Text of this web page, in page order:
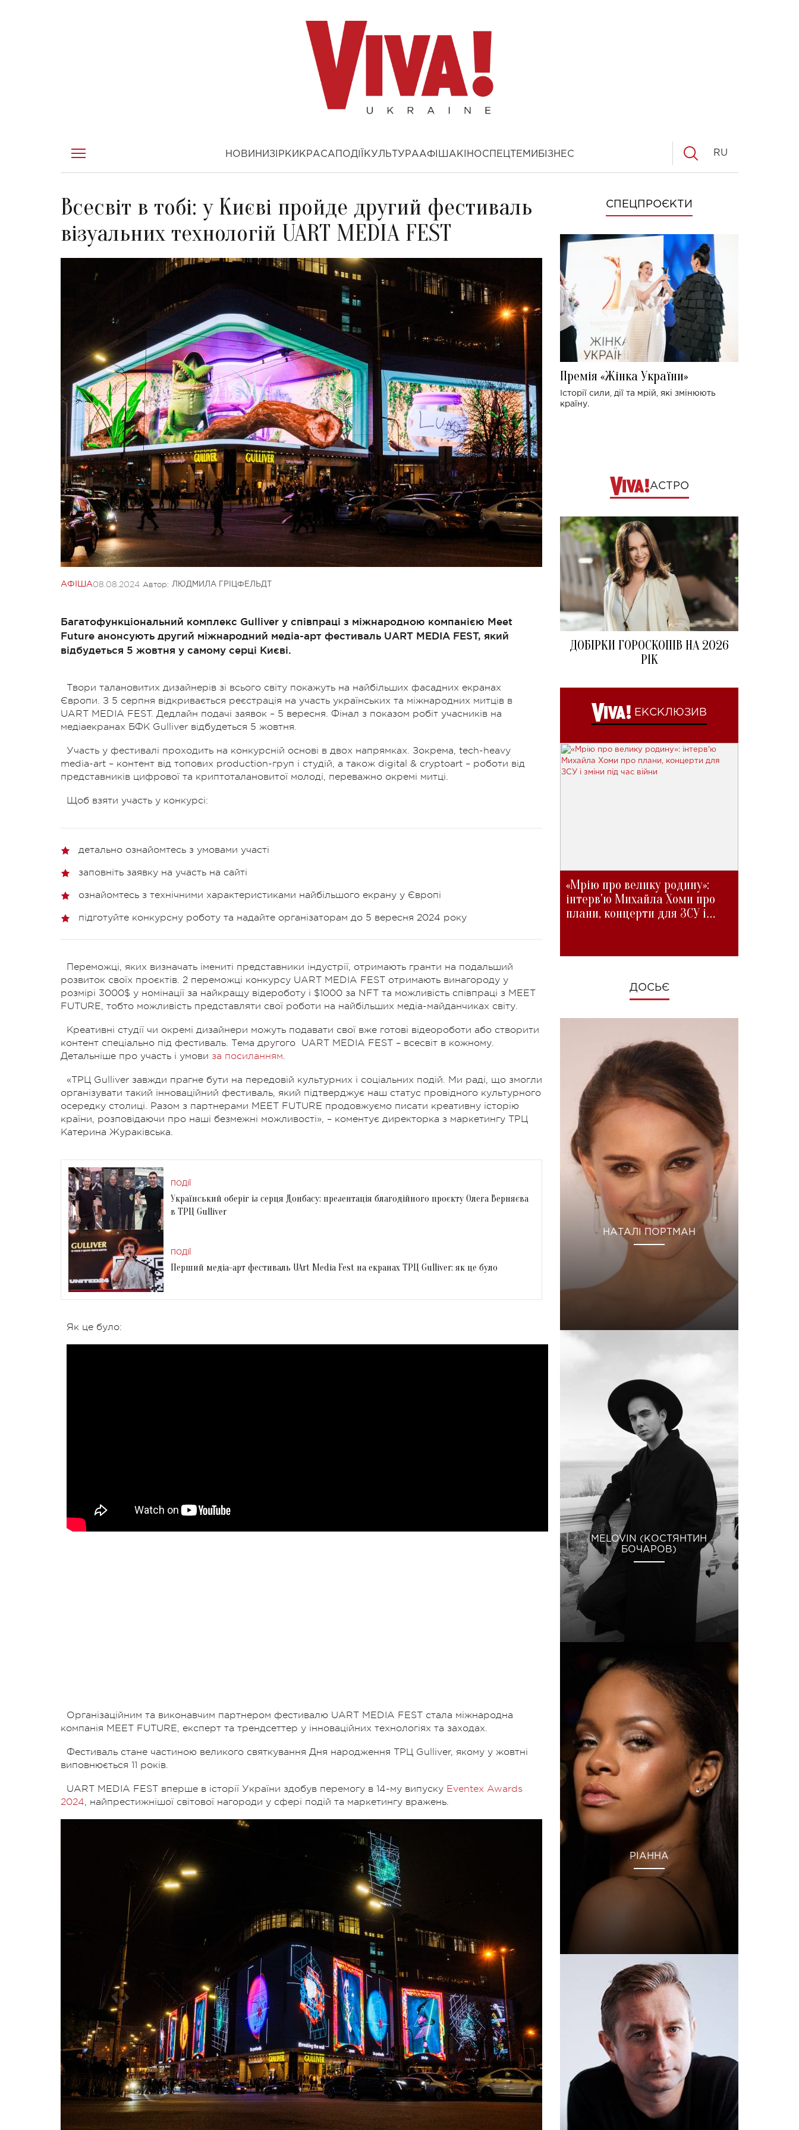
НОВИНИ ЗІРКИ КРАСА ПОДІЇ КУЛЬТУРААФІША КІНОСПЕЦТЕМИ БІЗНЕС RU
Всесвіт в тобі: у Києві пройде другий фестиваль
візуальних технологій UART MEDIA FEST
АФІША08.08.2024 Автор: ЛЮДМИЛА ГРІЦФЕЛЬДТ
Багатофункціональний комплекс Gulliver у співпраці з міжнародною компанією Meet
Future анонсують другий міжнародний медіа-арт фестиваль UART MEDIA FEST, який
відбудеться 5 жовтня у самому серці Києві.
Твори талановитих дизайнерів зі всього світу покажуть на найбільших фасадних екранах
Європи. З 5 серпня відкривається реєстрація на участь українських та міжнародних митців в
UART MEDIA FEST. Дедлайн подачі заявок – 5 вересня. Фінал з показом робіт учасників на
медіаекранах БФК Gulliver відбудеться 5 жовтня.
Участь у фестивалі проходить на конкурсній основі в двох напрямках. Зокрема, tech-heavy
media-art – контент від топових production-груп і студій, а також digital & cryptoart – роботи від
представників цифрової та криптоталановитої молоді, переважно окремі митці.
Щоб взяти участь у конкурсі:
детально ознайомтесь з умовами участі
заповніть заявку на участь на сайті
ознайомтесь з технічними характеристиками найбільшого екрану у Європі
підготуйте конкурсну роботу та надайте організаторам до 5 вересня 2024 року
Переможці, яких визначать імениті представники індустрії, отримають гранти на подальший
розвиток своїх проєктів. 2 переможці конкурсу UART MEDIA FEST отримають винагороду у
розмірі 3000$ у номінації за найкращу відероботу і $1000 за NFT та можливість співпраці з MEET
FUTURE, тобто можливість представляти свої роботи на найбільших медіа-майданчиках світу.
Креативні студії чи окремі дизайнери можуть подавати свої вже готові відеороботи або створити
контент спеціально під фестиваль. Тема другого
UART MEDIA FEST – всесвіт в кожному.
Детальніше про участь і умови за посиланням.
«ТРЦ Gulliver завжди прагне бути на передовій культурних і соціальних подій. Ми раді, що змогли
організувати такий інноваційний фестиваль, який підтверджує наш статус провідного культурного
осередку столиці. Разом з партнерами MEET FUTURE продовжуємо писати креативну історію
країни, розповідаючи про наші безмежні можливості», – коментує директорка з маркетингу ТРЦ
Катерина Жураківська.
ПОДІЇ
Український оберіг із серця Донбасу: презентація благодійного проєкту Олега Верняєва
в ТРЦ Gulliver
ПОДІЇ
Перший медіа-арт фестиваль UArt Media Fest на екранах ТРЦ Gulliver: як це було
Як це було:
Організаційним та виконавчим партнером фестивалю UART MEDIA FEST стала міжнародна
компанія MEET FUTURE, експерт та трендсеттер у інноваційних технологіях та заходах.
Фестиваль стане частиною великого святкування Дня народження ТРЦ Gulliver, якому у жовтні
виповнюється 11 років.
UART MEDIA FEST вперше в історії України здобув перемогу в 14-му випуску Eventex Awards
2024, найпрестижнішої світової нагороди у сфері подій та маркетингу вражень.
СПЕЦПРОЄКТИ
Премія «Жінка України»
Історії сили, дії та мрій, які змінюють
країну.
АСТРО
ДОБІРКИ ГОРОСКОПІВ НА 2026
РІК
ЕКСКЛЮЗИВ
«Мрію про велику родину»:
інтерв'ю Михайла Хоми про
плани, концерти для ЗСУ і
ДОСЬЄ
НАТАЛІ ПОРТМАН
MELOVIN (КОСТЯНТИН
БОЧАРОВ)
РІАННА